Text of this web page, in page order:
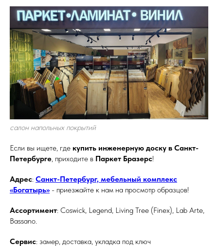
салон напольных покрытий
Если вы ищете, где купить инженерную доску в Санкт-
Петербурге, приходите в Паркет Бразерс!
Адрес: Санкт-Петербург, мебельный комплекс
«Богатырь» - приезжайте к нам на просмотр образцов!
Ассортимент: Coswick, Legend, Living Tree (Finex), Lab Arte,
Bassano.
Сервис: замер, доставка, укладка под ключ